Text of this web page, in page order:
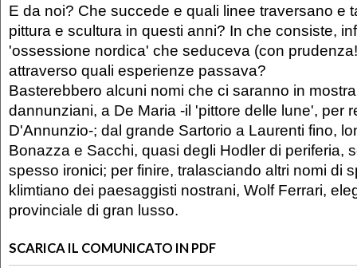
E da noi? Che succede e quali linee traversano e
pittura e scultura in questi anni? In che consiste,
'ossessione nordica' che seduceva (con
attraverso quali esperienze passava?
Basterebbero alcuni nomi che ci saranno in
dannunziani, a De Maria -il 'pittore delle lune', per
D'Annunzio-; dal grande Sartorio a Laurenti fino,
Bonazza e Sacchi, quasi degli Hodler di periferia,
spesso ironici; per finire, tralasciando altri nomi di
klimtiano dei paesaggisti nostrani, Wolf Ferrari,
provinciale di gran lusso.
SCARICA IL COMUNICATO IN PDF